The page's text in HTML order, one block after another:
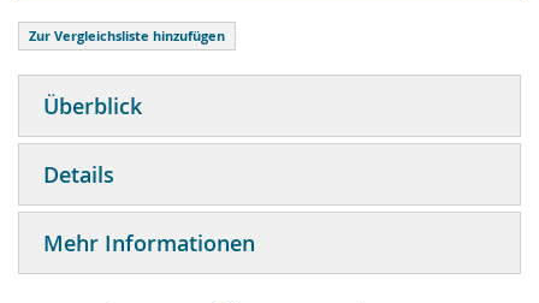
Zur Vergleichsliste hinzufügen
Überblick
Details
Mehr Informationen